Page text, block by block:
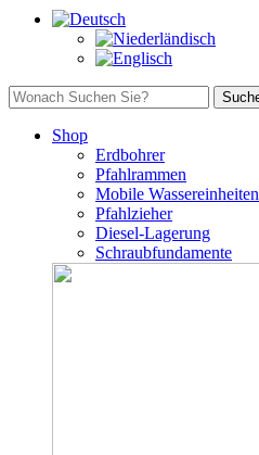
Shop
Erdbohrer
Pfahlrammen
Mobile Wassereinheiten
Pfahlzieher
Diesel-Lagerung
Schraubfundamente